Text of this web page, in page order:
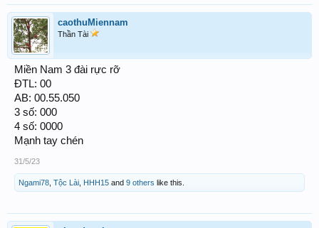
caothuMiennam
Thần Tài
Miền Nam 3 đài rực rỡ
ĐTL: 00
AB: 00.55.050
3 số: 000
4 số: 0000
Mạnh tay chén
31/5/23
Ngami78 Tộc Lài HHH15 and 9 others like this.